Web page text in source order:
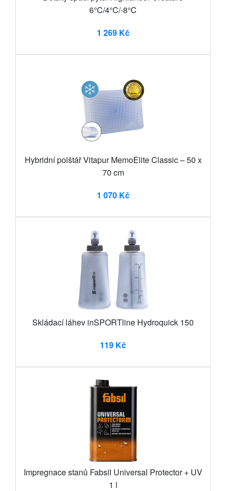
6°C/4°C/-8°C
1 269 Kč
Hybridní polštář Vitapur MemoElite Classic – 50 x
70 cm
1 070 Kč
Skládací láhev inSPORTline Hydroquick 150
119 Kč
Impregnace stanů Fabsil Universal Protector + UV
1 l